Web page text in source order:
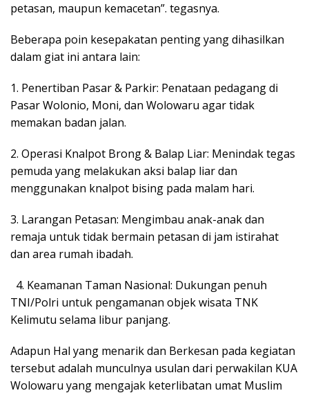
petasan, maupun kemacetan”. tegasnya.
​Beberapa poin kesepakatan penting yang dihasilkan
dalam giat ini antara lain:
1. ​Penertiban Pasar & Parkir: Penataan pedagang di
Pasar Wolonio, Moni, dan Wolowaru agar tidak
memakan badan jalan.
2. ​Operasi Knalpot Brong & Balap Liar: Menindak tegas
pemuda yang melakukan aksi balap liar dan
menggunakan knalpot bising pada malam hari.
3. ​Larangan Petasan: Mengimbau anak-anak dan
remaja untuk tidak bermain petasan di jam istirahat
dan area rumah ibadah.
​4. Keamanan Taman Nasional: Dukungan penuh
TNI/Polri untuk pengamanan objek wisata TNK
Kelimutu selama libur panjang.
​Adapun Hal yang menarik dan Berkesan pada kegiatan
tersebut adalah munculnya usulan dari perwakilan KUA
Wolowaru yang mengajak keterlibatan umat Muslim